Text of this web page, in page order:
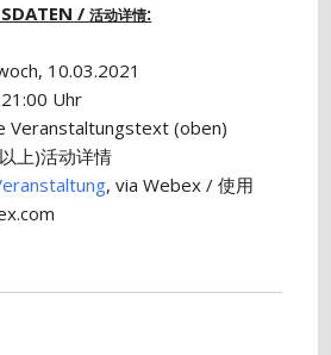
/活动详情:
10.03.2021
Uhr
Veranstaltungstext (oben)
上)活动详情
, via Webex / 使用